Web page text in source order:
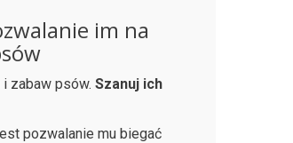
im na
zabaw psów. Szanuj ich
pozwalanie mu biegać